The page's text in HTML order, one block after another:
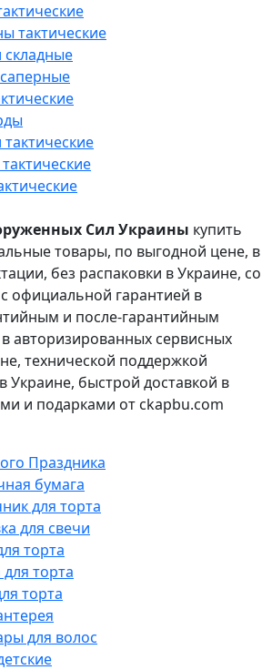
тактические
складные
Сил Украины купить
товары, по выгодной цене, в
без распаковки в Украине, со
с официальной гарантией в
и после-гарантийным
авторизированных сервисных
технической поддержкой
Украине, быстрой доставкой в
и подарками от ckapbu.com
Праздника
бумага
для торта
для свечи
торта
торта
торта
для волос